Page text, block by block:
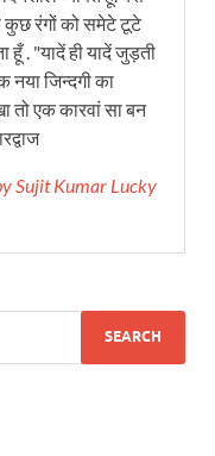
कुछ रंगों को समेटे टूटे
हूँ . "यादें ही यादें जुड़ती
नया जिन्दगी का
तो एक कारवां सा बन
Sujit Kumar Lucky